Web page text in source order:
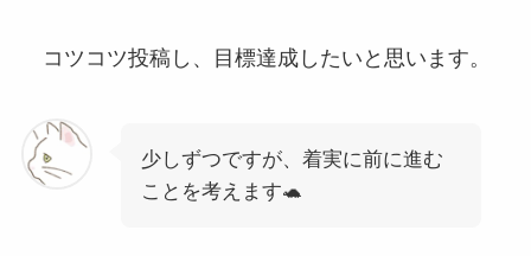
コツコツ投稿し、目標達成したいと思います。
少しずつですが、着実に前に進む
ことを考えます🐢